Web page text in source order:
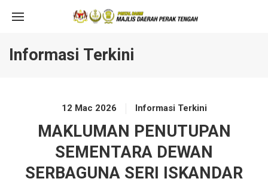
Informasi Terkini
12 Mac 2026 Informasi Terkini
MAKLUMAN PENUTUPAN
SEMENTARA DEWAN
SERBAGUNA SERI ISKANDAR